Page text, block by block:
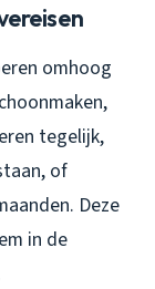
omhoog
tegelijk,
of
Deze
in de